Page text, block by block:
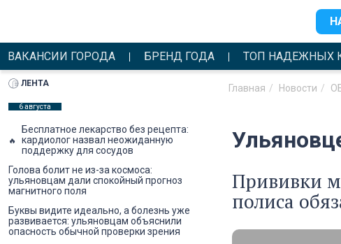
ВАКАНСИИ ГОРОДА БРЕНД ГОДА ТОП НАДЕЖНЫХ
Главная Новости
Прививки
полиса
ЛЕНТА
6 августа
Бесплатное лекарство без рецепта:
кардиолог назвал неожиданную
поддержку для сосудов
Голова болит не из-за космоса:
ульяновцам дали спокойный прогноз
магнитного поля
Буквы видите идеально, а болезнь уже
развивается: ульяновцам объяснили
опасность обычной проверки зрения